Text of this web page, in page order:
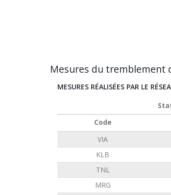
Mesures du tremblement
MESURES RÉALISÉES PAR LE
Code
VIA
KLB
TNL
MRG